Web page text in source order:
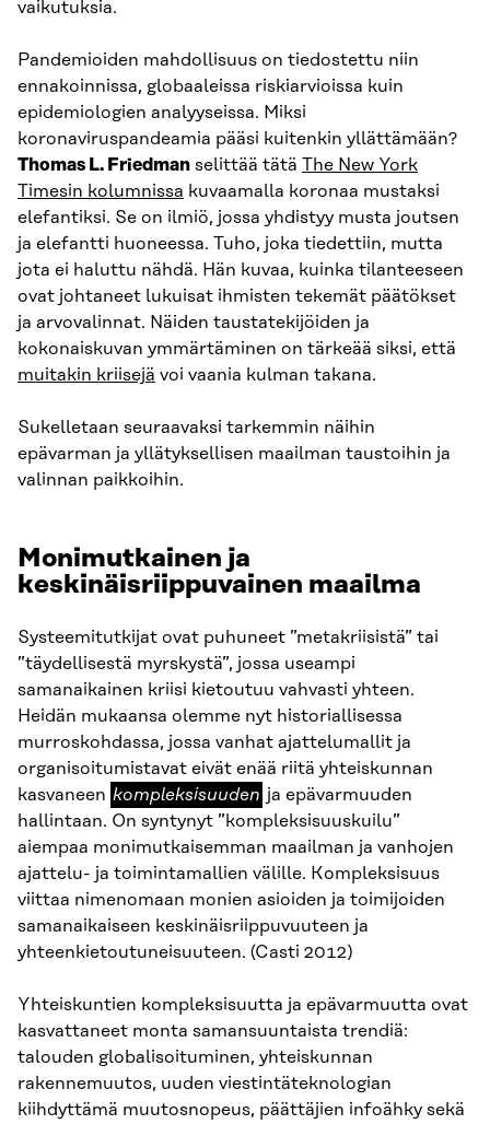
vaikutuksia.
Pandemioiden mahdollisuus on tiedostettu niin
ennakoinnissa, globaaleissa riskiarvioissa kuin
epidemiologien analyyseissa. Miksi
koronaviruspandeamia pääsi kuitenkin yllättämään?
Thomas L. Friedman selittää tätä The New York
Timesin kolumnissa kuvaamalla koronaa mustaksi
elefantiksi. Se on ilmiö, jossa yhdistyy musta joutsen
ja elefantti huoneessa. Tuho, joka tiedettiin, mutta
jota ei haluttu nähdä. Hän kuvaa, kuinka tilanteeseen
ovat johtaneet lukuisat ihmisten tekemät päätökset
ja arvovalinnat. Näiden taustatekijöiden ja
kokonaiskuvan ymmärtäminen on tärkeää siksi, että
muitakin kriisejä voi vaania kulman takana.
Sukelletaan seuraavaksi tarkemmin näihin
epävarman ja yllätyksellisen maailman taustoihin ja
valinnan paikkoihin.
Monimutkainen ja
keskinäisriippuvainen maailma
Systeemitutkijat ovat puhuneet ”metakriisistä” tai
”täydellisestä myrskystä”, jossa useampi
samanaikainen kriisi kietoutuu vahvasti yhteen.
Heidän mukaansa olemme nyt historiallisessa
murroskohdassa, jossa vanhat ajattelumallit ja
organisoitumistavat eivät enää riitä yhteiskunnan
kasvaneen kompleksisuuden
kompleksisuuden ja epävarmuuden
hallintaan. On syntynyt ”kompleksisuuskuilu”
aiempaa monimutkaisemman maailman ja vanhojen
ajattelu- ja toimintamallien välille. Kompleksisuus
viittaa nimenomaan monien asioiden ja toimijoiden
samanaikaiseen keskinäisriippuvuuteen ja
yhteenkietoutuneisuuteen. (Casti 2012)
Yhteiskuntien kompleksisuutta ja epävarmuutta ovat
kasvattaneet monta samansuuntaista trendiä:
talouden globalisoituminen, yhteiskunnan
rakennemuutos, uuden viestintäteknologian
kiihdyttämä muutosnopeus, päättäjien infoähky sekä